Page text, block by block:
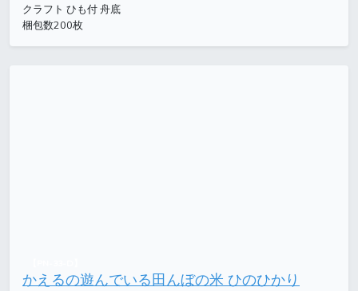
クラフト ひも付 舟底
梱包数200枚
かえるの遊んでいる田んぼの米 ひのひかり